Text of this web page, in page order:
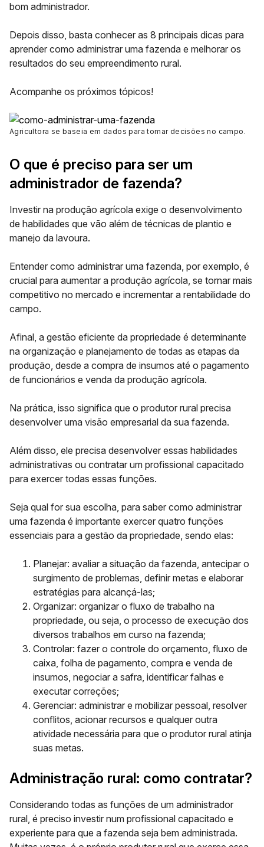
bom administrador.
Depois disso, basta conhecer as 8 principais dicas para
aprender como administrar uma fazenda e melhorar os
resultados do seu empreendimento rural.
Acompanhe os próximos tópicos!
Agricultora se baseia em dados para tomar decisões no campo.
O que é preciso para ser um
administrador de fazenda?
Investir na produção agrícola exige o desenvolvimento
de habilidades que vão além de técnicas de plantio e
manejo da lavoura.
Entender como administrar uma fazenda, por exemplo, é
crucial para aumentar a produção agrícola, se tornar mais
competitivo no mercado e incrementar a rentabilidade do
campo.
Afinal, a gestão eficiente da propriedade é determinante
na organização e planejamento de todas as etapas da
produção, desde a compra de insumos até o pagamento
de funcionários e venda da produção agrícola.
Na prática, isso significa que o produtor rural precisa
desenvolver uma visão empresarial da sua fazenda.
Além disso, ele precisa desenvolver essas habilidades
administrativas ou contratar um profissional capacitado
para exercer todas essas funções.
Seja qual for sua escolha, para saber como administrar
uma fazenda é importante exercer quatro funções
essenciais para a gestão da propriedade, sendo elas:
Planejar: avaliar a situação da fazenda, antecipar o
surgimento de problemas, definir metas e elaborar
estratégias para alcançá-las;
Organizar: organizar o fluxo de trabalho na
propriedade, ou seja, o processo de execução dos
diversos trabalhos em curso na fazenda;
Controlar: fazer o controle do orçamento, fluxo de
caixa, folha de pagamento, compra e venda de
insumos, negociar a safra, identificar falhas e
executar correções;
Gerenciar: administrar e mobilizar pessoal, resolver
conflitos, acionar recursos e qualquer outra
atividade necessária para que o produtor rural atinja
suas metas.
Administração rural: como contratar?
Considerando todas as funções de um administrador
rural, é preciso investir num profissional capacitado e
experiente para que a fazenda seja bem administrada.